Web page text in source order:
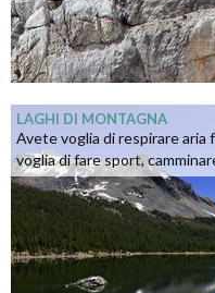
LAGHI DI MONTAGNA
Avete voglia di respirare aria
voglia di fare sport,